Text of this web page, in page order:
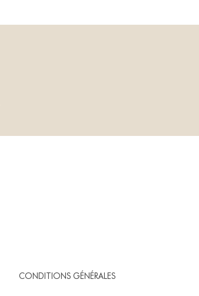
CONDITIONS GÉNÉRALES